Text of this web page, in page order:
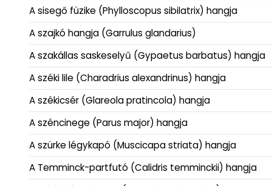
A sisegő füzike (Phylloscopus sibilatrix) hangja
A szajkó hangja (Garrulus glandarius)
A szakállas saskeselyű (Gypaetus barbatus) hangja
A széki lile (Charadrius alexandrinus) hangja
A székicsér (Glareola pratincola) hangja
A széncinege (Parus major) hangja
A szürke légykapó (Muscicapa striata) hangja
A Temminck-partfutó (Calidris temminckii) hangja